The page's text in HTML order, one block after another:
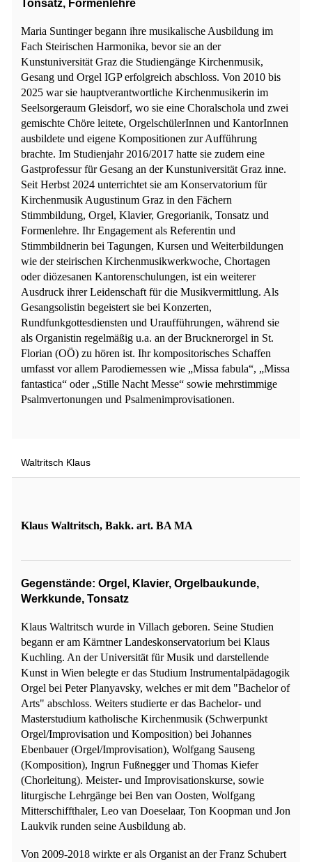
Tonsatz, Formenlehre
Maria Suntinger begann ihre musikalische Ausbildung im
Fach Steirischen Harmonika, bevor sie an der
Kunstuniversität Graz die Studiengänge Kirchenmusik,
Gesang und Orgel IGP erfolgreich abschloss. Von 2010 bis
2025 war sie hauptverantwortliche Kirchenmusikerin im
Seelsorgeraum Gleisdorf, wo sie eine Choralschola und zwei
gemischte Chöre leitete, OrgelschülerInnen und KantorInnen
ausbildete und eigene Kompositionen zur Aufführung
brachte. Im Studienjahr 2016/2017 hatte sie zudem eine
Gastprofessur für Gesang an der Kunstuniversität Graz inne.
Seit Herbst 2024 unterrichtet sie am Konservatorium für
Kirchenmusik Augustinum Graz in den Fächern
Stimmbildung, Orgel, Klavier, Gregorianik, Tonsatz und
Formenlehre. Ihr Engagement als Referentin und
Stimmbildnerin bei Tagungen, Kursen und Weiterbildungen
wie der steirischen Kirchenmusikwerkwoche, Chortagen
oder diözesanen Kantorenschulungen, ist ein weiterer
Ausdruck ihrer Leidenschaft für die Musikvermittlung. Als
Gesangsolistin begeistert sie bei Konzerten,
Rundfunkgottesdiensten und Uraufführungen, während sie
als Organistin regelmäßig u.a. an der Brucknerorgel in St.
Florian (OÖ) zu hören ist. Ihr kompositorisches Schaffen
umfasst vor allem Parodiemessen wie „Missa fabula“, „Missa
fantastica“ oder „Stille Nacht Messe“ sowie mehrstimmige
Psalmvertonungen und Psalmenimprovisationen.
Waltritsch Klaus
Klaus Waltritsch, Bakk. art. BA MA
Gegenstände: Orgel, Klavier, Orgelbaukunde,
Werkkunde, Tonsatz
Klaus Waltritsch wurde in Villach geboren. Seine Studien
begann er am Kärntner Landeskonservatorium bei Klaus
Kuchling. An der Universität für Musik und darstellende
Kunst in Wien belegte er das Studium Instrumentalpädagogik
Orgel bei Peter Planyavsky, welches er mit dem "Bachelor of
Arts" abschloss. Weiters studierte er das Bachelor- und
Masterstudium katholische Kirchenmusik (Schwerpunkt
Orgel/Improvisation und Komposition) bei Johannes
Ebenbauer (Orgel/Improvisation), Wolfgang Sauseng
(Komposition), Ingrun Fußnegger und Thomas Kiefer
(Chorleitung). Meister- und Improvisationskurse, sowie
liturgische Lehrgänge bei Ben van Oosten, Wolfgang
Mitterschiffthaler, Leo van Doeselaar, Ton Koopman und Jon
Laukvik runden seine Ausbildung ab.
Von 2009-2018 wirkte er als Organist an der Franz Schubert